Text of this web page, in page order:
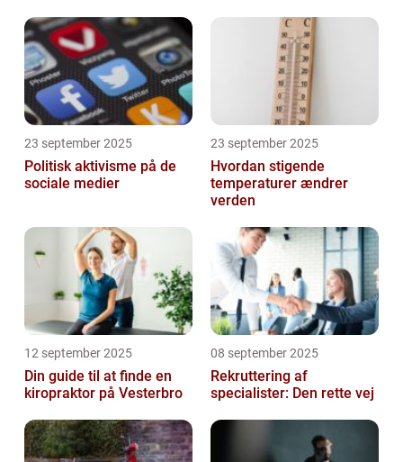
23 september 2025
Politisk aktivisme på de
sociale medier
23 september 2025
Hvordan stigende
temperaturer ændrer
verden
12 september 2025
Din guide til at finde en
kiropraktor på Vesterbro
08 september 2025
Rekruttering af
specialister: Den rette vej